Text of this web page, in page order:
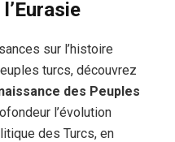
sur l’histoire
turcs, découvrez
des Peuples
l’évolution
des Turcs, en